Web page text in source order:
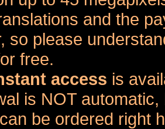
and the
so please
free.
access is
is NOT
be ordered right